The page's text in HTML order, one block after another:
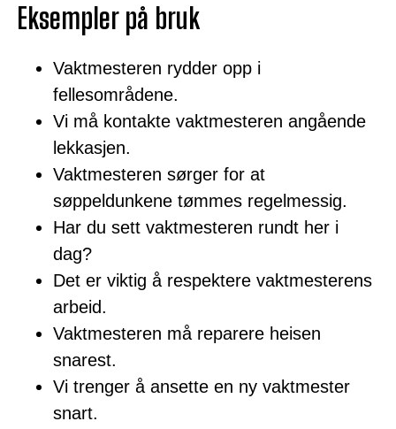
Eksempler på bruk
Vaktmesteren rydder opp i
fellesområdene.
Vi må kontakte vaktmesteren angående
lekkasjen.
Vaktmesteren sørger for at
søppeldunkene tømmes regelmessig.
Har du sett vaktmesteren rundt her i
dag?
Det er viktig å respektere vaktmesterens
arbeid.
Vaktmesteren må reparere heisen
snarest.
Vi trenger å ansette en ny vaktmester
snart.